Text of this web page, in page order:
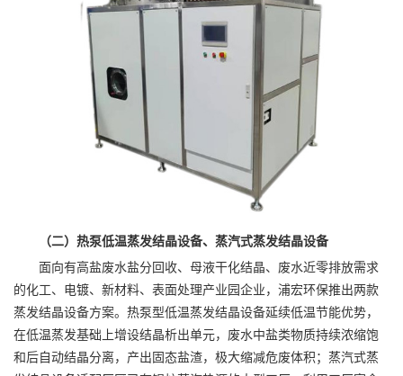
（二）热泵低温蒸发结晶设备、蒸汽式蒸发结晶设备
面向有高盐废水盐分回收、母液干化结晶、废水近零排放需求
的化工、电镀、新材料、表面处理产业园企业，浦宏环保推出两款
蒸发结晶设备方案。热泵型低温蒸发结晶设备延续低温节能优势，
在低温蒸发基础上增设结晶析出单元，废水中盐类物质持续浓缩饱
和后自动结晶分离，产出固态盐渣，极大缩减危废体积；蒸汽式蒸